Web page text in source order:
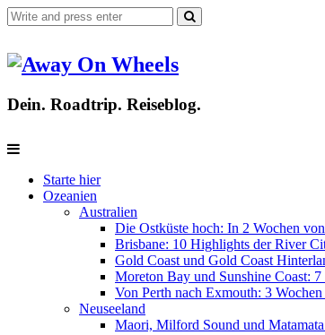
Dein. Roadtrip. Reiseblog.
Starte hier
Ozeanien
Australien
Die Ostküste hoch: In 2 Wochen
Brisbane: 10 Highlights der River
Gold Coast und Gold Coast
Moreton Bay und Sunshine Coast:
Von Perth nach Exmouth: 3
Neuseeland
Maori, Milford Sound und